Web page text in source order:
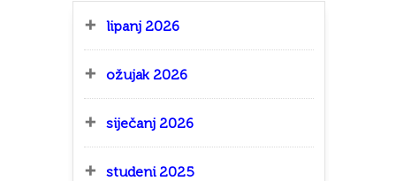
lipanj 2026
ožujak 2026
siječanj 2026
studeni 2025